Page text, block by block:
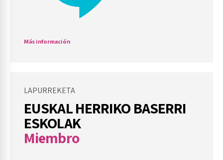
Más información
LAPURREKETA
EUSKAL HERRIKO BASERRI
ESKOLAK
Miembro